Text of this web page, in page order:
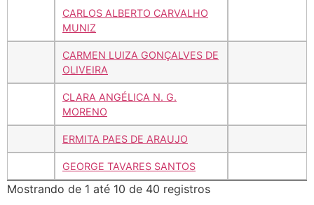
CARLOS ALBERTO CARVALHO
MUNIZ
CARMEN LUIZA GONÇALVES DE
OLIVEIRA
CLARA ANGÉLICA N. G.
MORENO
ERMITA PAES DE ARAUJO
GEORGE TAVARES SANTOS
Mostrando de 1 até 10 de 40 registros